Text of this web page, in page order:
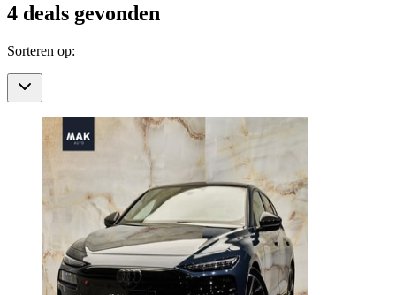
4 deals gevonden
Sorteren op: